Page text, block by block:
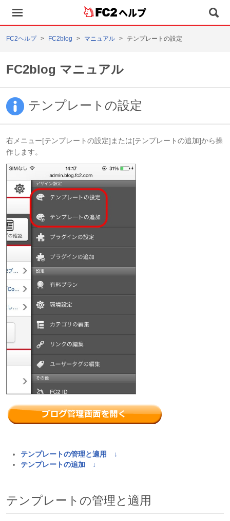
ヘルプ
FC2ヘルプ FC2blog マニュアル テンプレートの設定
FC2blog マニュアル
テンプレートの設定
右メニュー[テンプレートの設定]または[テンプレートの追加]から操
作します。
テンプレートの管理と適用 ↓
テンプレートの追加 ↓
テンプレートの管理と適用